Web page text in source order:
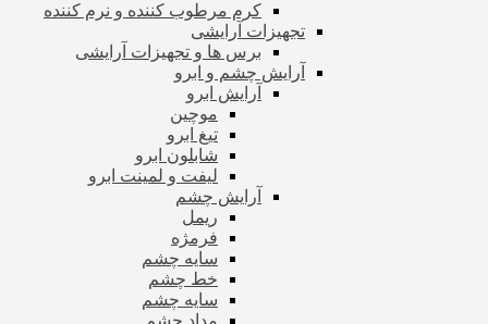
کرم مرطوب کننده و نرم کننده
تجهیزات آرایشی
برس ها و تجهیزات آرایشی
آرایش چشم و ابرو
آرایش ابرو
موچین
تیغ ابرو
شابلون ابرو
لیفت و لمینت ابرو
آرایش چشم
ریمل
فرمژه
سایه چشم
خط چشم
سایه چشم
مداد چشم